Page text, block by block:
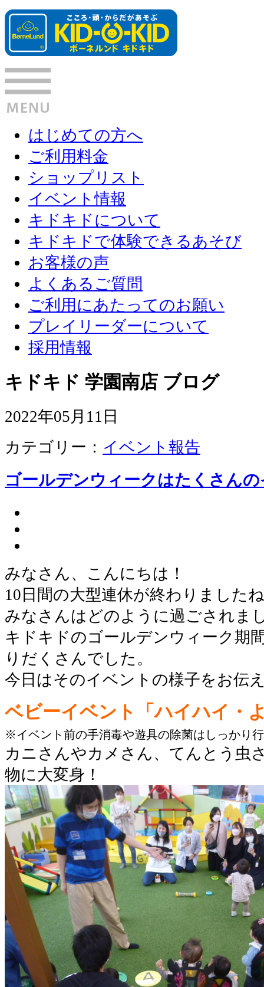
はじめての方へ
ご利用料金
ショップリスト
イベント情報
キドキドについて
キドキドで体験できるあそび
お客様の声
よくあるご質問
ご利用にあたってのお願い
プレイリーダーについて
採用情報
キドキド 学園南店 ブログ
2022年05月11日
カテゴリー： イベント報告
ゴールデンウィークはたくさん
みなさん、こんにちは！
10日間の大型連休が終わりました
みなさんはどのように過ごされま
キドキドのゴールデンウィーク期
りだくさんでした。
今日はそのイベントの様子をお伝
ベビーイベント「ハイハイ・
※イベント前の手消毒や遊具の除菌はしっかり
カニさんやカメさん、てんとう虫
物に大変身！